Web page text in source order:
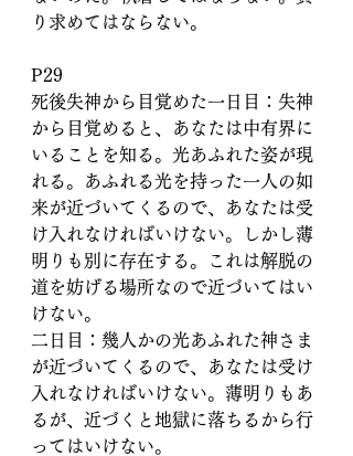
り求めてはならない。
P29
死後失神から目覚めた一日目：失神
から目覚めると、あなたは中有界に
いることを知る。光あふれた姿が現
れる。あふれる光を持った一人の如
来が近づいてくるので、あなたは受
け入れなければいけない。しかし薄
明りも別に存在する。これは解脱の
道を妨げる場所なので近づいてはい
けない。
二日目：幾人かの光あふれた神さま
が近づいてくるので、あなたは受け
入れなければいけない。薄明りもあ
るが、近づくと地獄に落ちるから行
ってはいけない。